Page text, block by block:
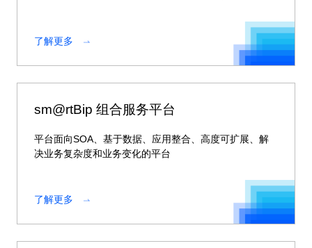
了解更多
sm@rtBip 组合服务平台
平台面向SOA、基于数据、应用整合、高度可扩展、解
决业务复杂度和业务变化的平台
了解更多